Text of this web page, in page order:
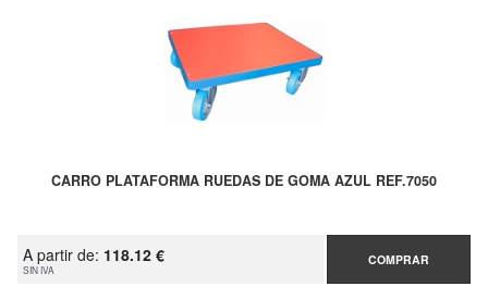
CARRO PLATAFORMA RUEDAS DE GOMA AZUL REF.7050
A partir de: 118.12 €
SIN IVA
COMPRAR